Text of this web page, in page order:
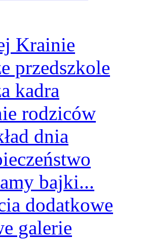
Krainie
przedszkole
kadra
rodziców
dnia
bajki...
dodatkowe
galerie